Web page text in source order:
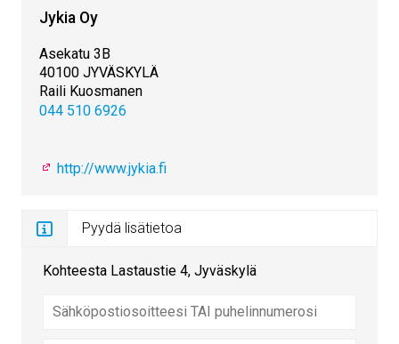
Jykia Oy
Asekatu 3B
40100 JYVÄSKYLÄ
Raili Kuosmanen
044 510 6926
http://www.jykia.fi
Pyydä lisätietoa
Kohteesta Lastaustie 4, Jyväskylä